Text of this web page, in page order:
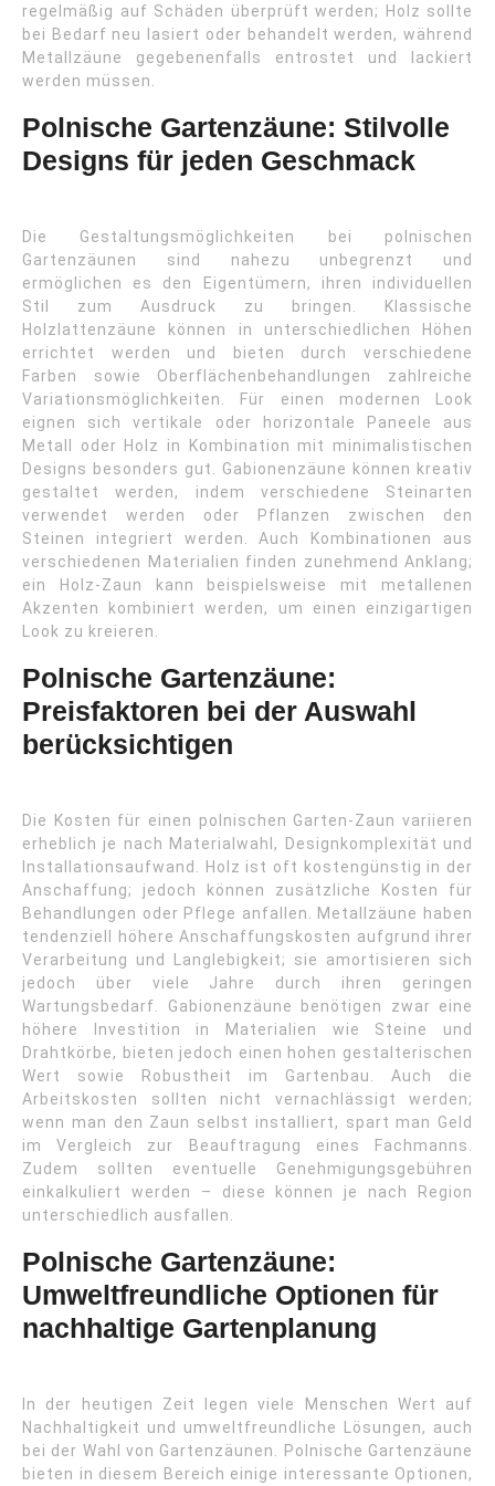
regelmäßig auf Schäden überprüft werden; Holz sollte
bei Bedarf neu lasiert oder behandelt werden, während
Metallzäune gegebenenfalls entrostet und lackiert
werden müssen.
Polnische Gartenzäune: Stilvolle
Designs für jeden Geschmack
Die Gestaltungsmöglichkeiten bei polnischen
Gartenzäunen sind nahezu unbegrenzt und
ermöglichen es den Eigentümern, ihren individuellen
Stil zum Ausdruck zu bringen. Klassische
Holzlattenzäune können in unterschiedlichen Höhen
errichtet werden und bieten durch verschiedene
Farben sowie Oberflächenbehandlungen zahlreiche
Variationsmöglichkeiten. Für einen modernen Look
eignen sich vertikale oder horizontale Paneele aus
Metall oder Holz in Kombination mit minimalistischen
Designs besonders gut. Gabionenzäune können kreativ
gestaltet werden, indem verschiedene Steinarten
verwendet werden oder Pflanzen zwischen den
Steinen integriert werden. Auch Kombinationen aus
verschiedenen Materialien finden zunehmend Anklang;
ein Holz-Zaun kann beispielsweise mit metallenen
Akzenten kombiniert werden, um einen einzigartigen
Look zu kreieren.
Polnische Gartenzäune:
Preisfaktoren bei der Auswahl
berücksichtigen
Die Kosten für einen polnischen Garten-Zaun variieren
erheblich je nach Materialwahl, Designkomplexität und
Installationsaufwand. Holz ist oft kostengünstig in der
Anschaffung; jedoch können zusätzliche Kosten für
Behandlungen oder Pflege anfallen. Metallzäune haben
tendenziell höhere Anschaffungskosten aufgrund ihrer
Verarbeitung und Langlebigkeit; sie amortisieren sich
jedoch über viele Jahre durch ihren geringen
Wartungsbedarf. Gabionenzäune benötigen zwar eine
höhere Investition in Materialien wie Steine und
Drahtkörbe, bieten jedoch einen hohen gestalterischen
Wert sowie Robustheit im Gartenbau. Auch die
Arbeitskosten sollten nicht vernachlässigt werden;
wenn man den Zaun selbst installiert, spart man Geld
im Vergleich zur Beauftragung eines Fachmanns.
Zudem sollten eventuelle Genehmigungsgebühren
einkalkuliert werden – diese können je nach Region
unterschiedlich ausfallen.
Polnische Gartenzäune:
Umweltfreundliche Optionen für
nachhaltige Gartenplanung
In der heutigen Zeit legen viele Menschen Wert auf
Nachhaltigkeit und umweltfreundliche Lösungen, auch
bei der Wahl von Gartenzäunen. Polnische Gartenzäune
bieten in diesem Bereich einige interessante Optionen,